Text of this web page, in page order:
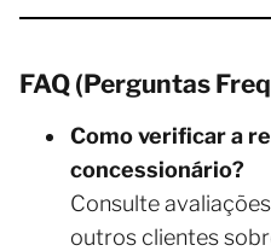
FAQ (Perguntas
Como verificar a
concessionário?
Consulte
outros clientes